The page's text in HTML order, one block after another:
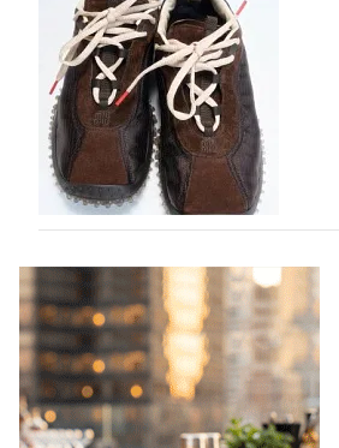
В 2025 году мировое
на 0,1% до 24,6 млрд пар, -
2026», Португальской
06.08.2026 660
Популярный силуэт бренда,1999
сникерины (гибридный вариант
модели Miu Miu Bubble
05.08.2026 2334